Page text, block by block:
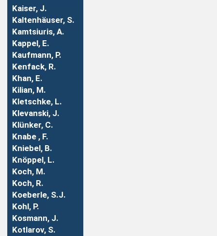
Kaiser, J.
Kaltenhäuser, S.
Kamtsiuris, A.
Kappel, E.
Kaufmann, P.
Kenfack, R.
Khan, E.
Kilian, M.
Kletschke, L.
Klevanski, J.
Klünker, C.
Knabe , F.
Kniebel, B.
Knöppel, L.
Koch, M.
Koch, R.
Koeberle, S.J.
Kohl, P.
Kosmann, J.
Kotlarov, S.